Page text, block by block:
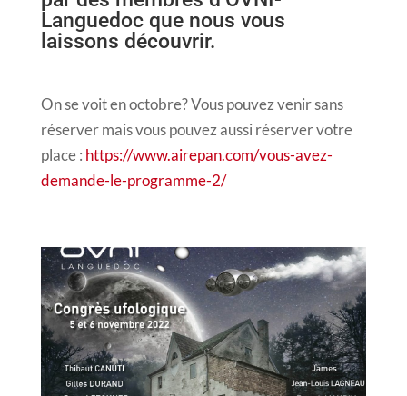
Languedoc que nous vous
laissons découvrir.
On se voit en octobre? Vous pouvez venir sans
réserver mais vous pouvez aussi réserver votre
place : https://www.airepan.com/vous-avez-
demande-le-programme-2/